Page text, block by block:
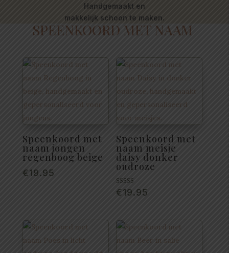
Handgemaakt en
makkelijk schoon te maken.
SPEENKOORD MET NAAM
Speenkoord met
naam jongen
regenboog beige
€19.95
Speenkoord met
naam meisje
daisy donker
oudroze
Gewaardeerd
5.00
€19.95